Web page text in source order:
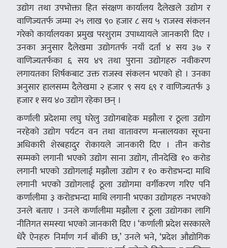
उद्योग तथा उपभोक्ता हित संरक्षण कार्यालय दैलेखले उद्योग र
वाणिज्यतर्फ जम्मा २५ लाख ९० हजार ८ सय ५ राजस्व संकलन
गरेको कार्यालयका प्रमुख परशुराम उपाध्यायले जानकारी दिए ।
उनका अनुसार दैलेखमा उद्योगतर्फ नयाँ दर्ता ४ सय ३७ र
वाणिज्यतर्फका ६ सय ४९ तथा पुराना उद्योगहरु नवीकरण
लगायतका शिर्षकबाट उक्त राजस्व संकलन भएको हो । उनका
अनुसार हालसम्म दैलेखमा २ हजार ९ सय ६९ र वाणिज्यतर्फ ३
हजार १ सय ४० उद्योग रहेका छन् ।
कर्णाली प्रदेशमा लघु घरेलु उद्योगबाहेक मझौला र ठूला उद्योग
नरहेको उद्योग पर्यटन वन तथा वातावरण मन्त्रालयका सूचना
अधिकारी शेरबहादुर रोकायले जानकारी दिए । तीन करोड
सम्मको लगानी भएको उद्योग साना उद्योग, तीनदेखि १० करोड
लगानी भएको उद्योगलाई मझौला उद्योग र १० करोडभन्दा माथि
लगानी भएको उद्योगलाई ठूला उद्योगमा वर्गीकरण गरिए पनि
कर्णालीमा ३ करोडभन्दा माथि लगानी भएका उद्योगहरु नभएको
उनले बताए । उनले कर्णालीमा मझौला र ठूला उद्योगका लागि
नीतिगत समस्या भएको जानकारी दिए । ‘कर्णाली प्रदेश सरकारले
धेरै ऐनहरु निर्माण गर्न बाँकी छ,’ उनले भने, ‘प्रदेश औद्योगिक